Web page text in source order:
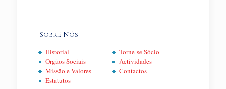
Sobre Nós
Historial
Orgãos Sociais
Missão e Valores
Estatutos
Torne-se Sócio
Actividades
Contactos